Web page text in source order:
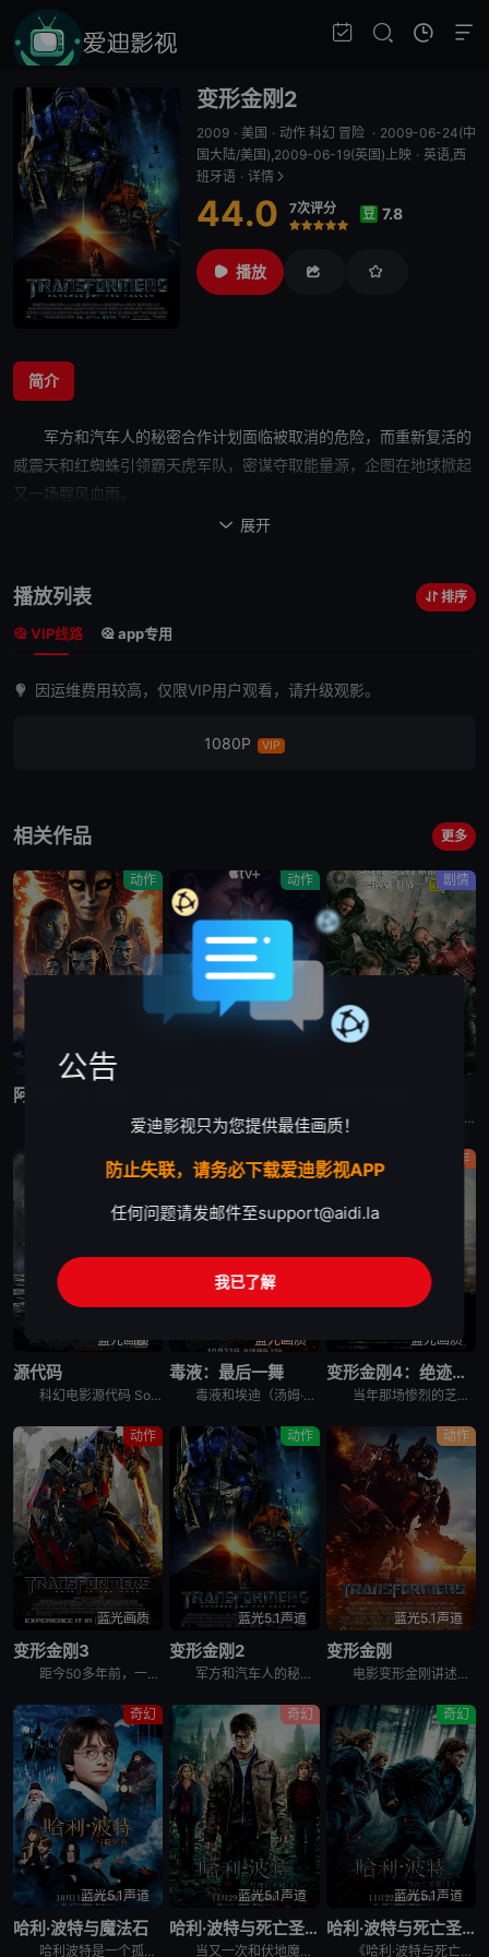
变形金刚2
2009 · 美国 · 动作 科幻 冒险 · 2009-06-24(中
国大陆/美国),2009-06-19(英国)上映 · 英语,西
班牙语 · 详情
44.0 7次评分
很差
较差
还行推荐力荐
豆 7.8
播放
简介
军方和汽车人的秘密合作计划面临被取消的危险，而重新复活的
威震天和红蜘蛛引领霸天虎军队，密谋夺取能量源，企图在地球掀起
又一场腥风血雨。
此时主人公萨姆（希安·拉博夫 Shia LaBeouf 饰）告别相恋的女
予萨姆某种启示。为了获取魔方里的信息，霸天虎开始了对萨姆的追
击，擎天柱为了保护萨姆而牺牲，萨姆受其感召，决定重新担负起自
姆在自己室友里奥（雷蒙·罗德里格斯 Ramon Rodriguez 饰）和“机
友米凯拉根据魔方碎片给萨姆的提示来到了埃及，
 展开
播放列表 排序
VIP线路 app专用
因运维费用较高，仅限VIP用户观看，请升级观影。
1080P VIP
相关作品 更多
动作
蓝光画质
阿凡达：火与烬
《阿凡达：火与烬》聚焦杰克·萨利与奈蒂莉一家的命运起伏，在前作的情感余波之上，深刻描绘一个家族在战火中如何成长、并共同守护血脉相连的情感纽带的历程，从而将故事推向更具张力的全新维度。此外，潘多拉的
动作
电影《峡谷 The Gorge》讲述的是：两名训练有素的特工被派往神秘峡谷的对立两侧执行保护任务，并因此变得亲密。当邪恶势力出现时，他们必须携手合作，以求在峡谷中的未知险境中生存下来。
剧情
《雷霆特攻队*》中集结了一支颠覆传统的反英雄团队——“二代黑寡妇”叶莲娜、“冬兵”巴基、“红色守卫”阿列克谢、“幽灵”、“模仿大师”和“美国密探”约翰·沃克。在发现陷入了瓦伦蒂娜设置的死亡陷阱后，
科幻
蓝光画质
源代码
科幻电影源代码 Source Code讲述在阿富汗执行任务的美国空军飞行员科特史蒂文斯上尉（杰克·吉伦哈尔 Jake Gyllenhaal 饰）突然惊醒，发现自己在一辆高速行驶的列车上，而他的身边
动作
蓝光画质
毒液：最后一舞
毒液和埃迪（汤姆·哈迪 Tom Hardy 饰）迎来至暗时刻。一边是人类神秘组织的穷追猛打，一边是外星共生体大军入侵地球，他们一心同体，花式解锁海陆空作战新形态。面对两边的疯狂追捕，这对亡命搭档将
动作
蓝光画质
变形金刚4：绝迹重生
当年那场惨烈的芝加哥大战，汽车人虽然成功击退了霸天虎的入侵，却也让地球人对他们失去了应有的信任与尊重。由美国中情局组建的“墓风”部队对所有的变形金刚进行无差别的猎杀，一时间汽车人和霸天虎全都在地球
动作
蓝光画质
变形金刚3
距今50多年前，一艘来自赛博坦的飞船坠落月球，由此引发了美苏两国的太空竞赛。人类争相登上月球，只为一探飞船残骸中的秘密。时间回到21世纪初，经过几番征战，汽车人终于挫败霸天虎的入侵，继而与人类合作
动作
蓝光5.1声道
变形金刚2
军方和汽车人的秘密合作计划面临被取消的危险，而重新复活的威震天和红蜘蛛引领霸天虎军队，密谋夺取能量源，企图在地球掀起又一场腥风血雨。 &nbsp; &nbsp; &nbsp; &nbsp; &nb
动作
蓝光5.1声道
变形金刚
电影变形金刚讲述的是：“霸天虎”的先遣部队旋风和毒蝎袭击了美军位于卡塔尔的军事基地，与此同时，路障帮助他的搭档迷乱潜入了美国总统的座机空中一号，通过电脑获悉，要想找到威震天就必须找到维特维奇家族的
奇幻
蓝光5.1声道
哈利·波特与魔法石
哈利波特是一个孤儿，从小寄养在姨妈家，受尽欺凌。但就在哈利11岁生日的时候，他意外收到了霍格沃茨学院的入学通知书。哈利从该学院派来接他的巨人海格口中得知，这是一间魔法学院，并得知了自己的身世，原来
奇幻
蓝光5.1声道
哈利·波特与死亡圣器(下)
当又一次和伏地魔（拉尔夫·费因斯 Ralph Fiennes 饰）的意识连通，哈利·波特（丹尼尔·雷德克里夫 Daniel Radcliffe 饰）断定最后一件魂器藏在霍格沃茨，于是和罗恩（鲁伯特
奇幻
蓝光5.1声道
哈利·波特与死亡圣器(上)
《哈利·波特与死亡圣器》邓不利多死后，伏地魔（Ralph Fiennes 饰）与食死徒入侵魔法学校，魔法部也被伏地魔的爪牙操控，邪恶的阴云笼罩魔法世界上空。在哈利·波特（丹尼尔·雷德克里夫 Dan
公告
爱迪影视只为您提供最佳画质！
防止失联，请务必下载爱迪影视APP
任何问题请发邮件至support@aidi.la
我已了解